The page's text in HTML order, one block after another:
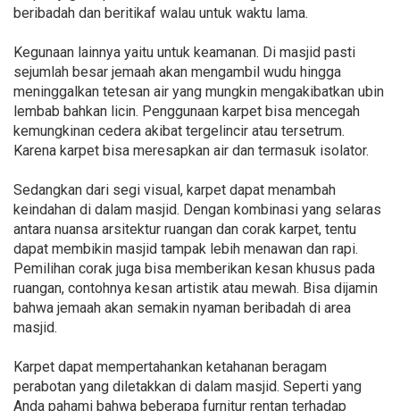
beribadah dan beritikaf walau untuk waktu lama.
Kegunaan lainnya yaitu untuk keamanan. Di masjid pasti
sejumlah besar jemaah akan mengambil wudu hingga
meninggalkan tetesan air yang mungkin mengakibatkan ubin
lembab bahkan licin. Penggunaan karpet bisa mencegah
kemungkinan cedera akibat tergelincir atau tersetrum.
Karena karpet bisa meresapkan air dan termasuk isolator.
Sedangkan dari segi visual, karpet dapat menambah
keindahan di dalam masjid. Dengan kombinasi yang selaras
antara nuansa arsitektur ruangan dan corak karpet, tentu
dapat membikin masjid tampak lebih menawan dan rapi.
Pemilihan corak juga bisa memberikan kesan khusus pada
ruangan, contohnya kesan artistik atau mewah. Bisa dijamin
bahwa jemaah akan semakin nyaman beribadah di area
masjid.
Karpet dapat mempertahankan ketahanan beragam
perabotan yang diletakkan di dalam masjid. Seperti yang
Anda pahami bahwa beberapa furnitur rentan terhadap